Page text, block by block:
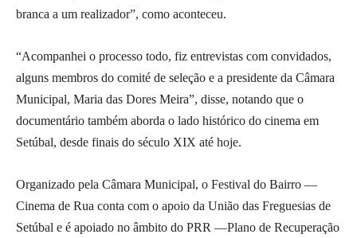
branca a um realizador”, como aconteceu.
“Acompanhei o processo todo, fiz entrevistas com convidados,
alguns membros do comité de seleção e a presidente da Câmara
Municipal, Maria das Dores Meira”, disse, notando que o
documentário também aborda o lado histórico do cinema em
Setúbal, desde finais do século XIX até hoje.
Organizado pela Câmara Municipal, o Festival do Bairro —
Cinema de Rua conta com o apoio da União das Freguesias de
Setúbal e é apoiado no âmbito do PRR —Plano de Recuperação